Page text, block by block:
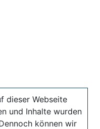
dieser Webseite
und Inhalte wurden
können wir